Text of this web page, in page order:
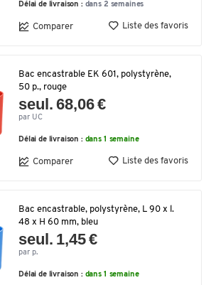
Délai de livraison : dans 2 semaines
Comparer Liste des favoris
Bac encastrable EK 601, polystyrène,
50 p., rouge
seul. 68,06 €
par UC
Délai de livraison : dans 1 semaine
Comparer Liste des favoris
Bac encastrable, polystyrène, L 90 x l.
48 x H 60 mm, bleu
seul. 1,45 €
par p.
Délai de livraison : dans 1 semaine